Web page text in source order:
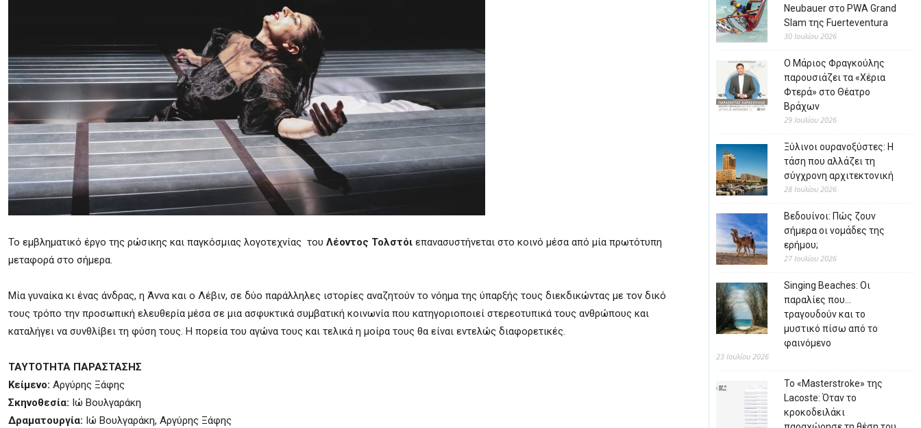
Το εμβληματικό έργο της ρώσικης και παγκόσμιας λογοτεχνίας του Λέοντος Τολστόι επανασυστήνεται στο κοινό μέσα από μία πρωτότυπη
μεταφορά στο σήμερα.
Μία γυναίκα κι ένας άνδρας, η Άννα και ο Λέβιν, σε δύο παράλληλες ιστορίες αναζητούν το νόημα της ύπαρξής τους διεκδικώντας με τον δικό
τους τρόπο την προσωπική ελευθερία μέσα σε μια ασφυκτικά συμβατική κοινωνία που κατηγοριοποιεί στερεοτυπικά τους ανθρώπους και
καταλήγει να συνθλίβει τη φύση τους. Η πορεία του αγώνα τους και τελικά η μοίρα τους θα είναι εντελώς διαφορετικές.
ΤΑΥΤΟΤΗΤΑ ΠΑΡΑΣΤΑΣΗΣ
Κείμενο: Αργύρης Ξάφης
Σκηνοθεσία: Ιώ Βουλγαράκη
Δραματουργία: Ιώ Βουλγαράκη, Αργύρης Ξάφης
Neubauer στο PWA Grand
Slam της Fuerteventura
30 Ιουλίου 2026
Ο Μάριος Φραγκούλης
παρουσιάζει τα «Χέρια
Φτερά» στο Θέατρο
Βράχων
29 Ιουλίου 2026
Ξύλινοι ουρανοξύστες: Η
τάση που αλλάζει τη
σύγχρονη αρχιτεκτονική
28 Ιουλίου 2026
Βεδουίνοι: Πώς ζουν
σήμερα οι νομάδες της
ερήμου;
27 Ιουλίου 2026
Singing Beaches: Οι
παραλίες που…
τραγουδούν και το
μυστικό πίσω από το
φαινόμενο
23 Ιουλίου 2026
Το «Masterstroke» της
Lacoste: Όταν το
κροκοδειλάκι